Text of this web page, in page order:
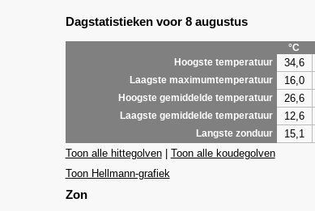
Dagstatistieken voor 8 augustus
°C
Hoogste temperatuur
34,6
Laagste maximumtemperatuur 16,0
Hoogste gemiddelde temperatuur 26,6
Laagste gemiddelde temperatuur 12,6
Langste zonduur 15,1
Toon alle hittegolven| Toon alle koudegolven
Toon Hellmann-grafiek
Zon